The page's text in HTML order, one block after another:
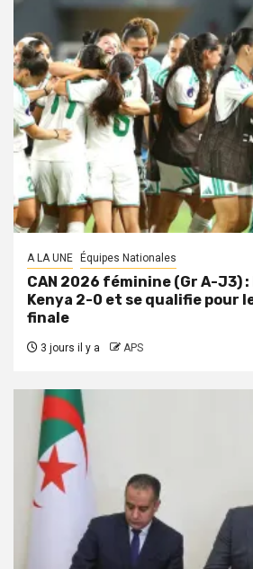
A LA UNE Équipes Nationales
CAN 2026 féminine (Gr A-J3) :
Kenya 2-0 et se qualifie pour
finale
3 jours il y a APS